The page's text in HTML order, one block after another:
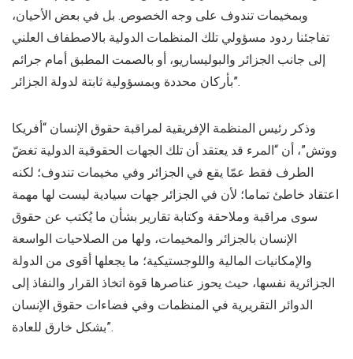
وبمخيمات تندوف على وجه الخصوص. بل في بعض الأحيان،
تفاجئنا ردود مسؤولي تلك المنظمات الدولية بالاصطفاف العلني
إلى جانب الجزائر والبوليساريو، أو بالصمت المطبق أمام جرائم
بأركان محددة وبمسؤولية ثابتة لدولة الجزائر”.
وذكر رئيس المنظمة الإفريقية لمراقبة حقوق الإنسان “أفريكا
ووتش”، أن “المرء قد يعتقد أن تلك الجهات الحقوقية الدولية تغضّ
الطرف فقط عمّا يقع في الجزائر وفي مخيمات تندوف؛ لكنه
اعتقاد خاطئ تماما؛ لأن في الجزائر جهات سيادية ليست لها مهمة
سوى مراقبة وملاحقة وكتابة تقارير بشأن ما يُكتب عن حقوق
الإنسان بالجزائر والمخيمات، ولها من الصلاحيات الواسعة
والإمكانيات المالية واللوجستيكية؛ ما يجعلها أقوى من الدولة
الجزائرية نفسها، حيث يحوز عناصرها قوة اتخاذ القرار والنفاذ إلى
الدوائر التقريرية في المنظمات وفي فضاءات حقوق الإنسان
بشكل خارق للعادة”.